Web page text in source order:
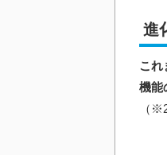
進
これ
機能
（​